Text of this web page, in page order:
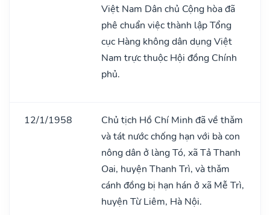
Việt Nam Dân chủ Cộng hòa đã
phê chuẩn việc thành lập Tổng
cục Hàng không dân dụng Việt
Nam trực thuộc Hội đồng Chính
phủ.
12/1/1958
Chủ tịch Hồ Chí Minh đã về thǎm
và tát nước chống hạn với bà con
nông dân ở làng Tó, xã Tả Thanh
Oai, huyện Thanh Trì, và thǎm
cánh đồng bị hạn hán ở xã Mễ Trì,
huyện Từ Liêm, Hà Nội.